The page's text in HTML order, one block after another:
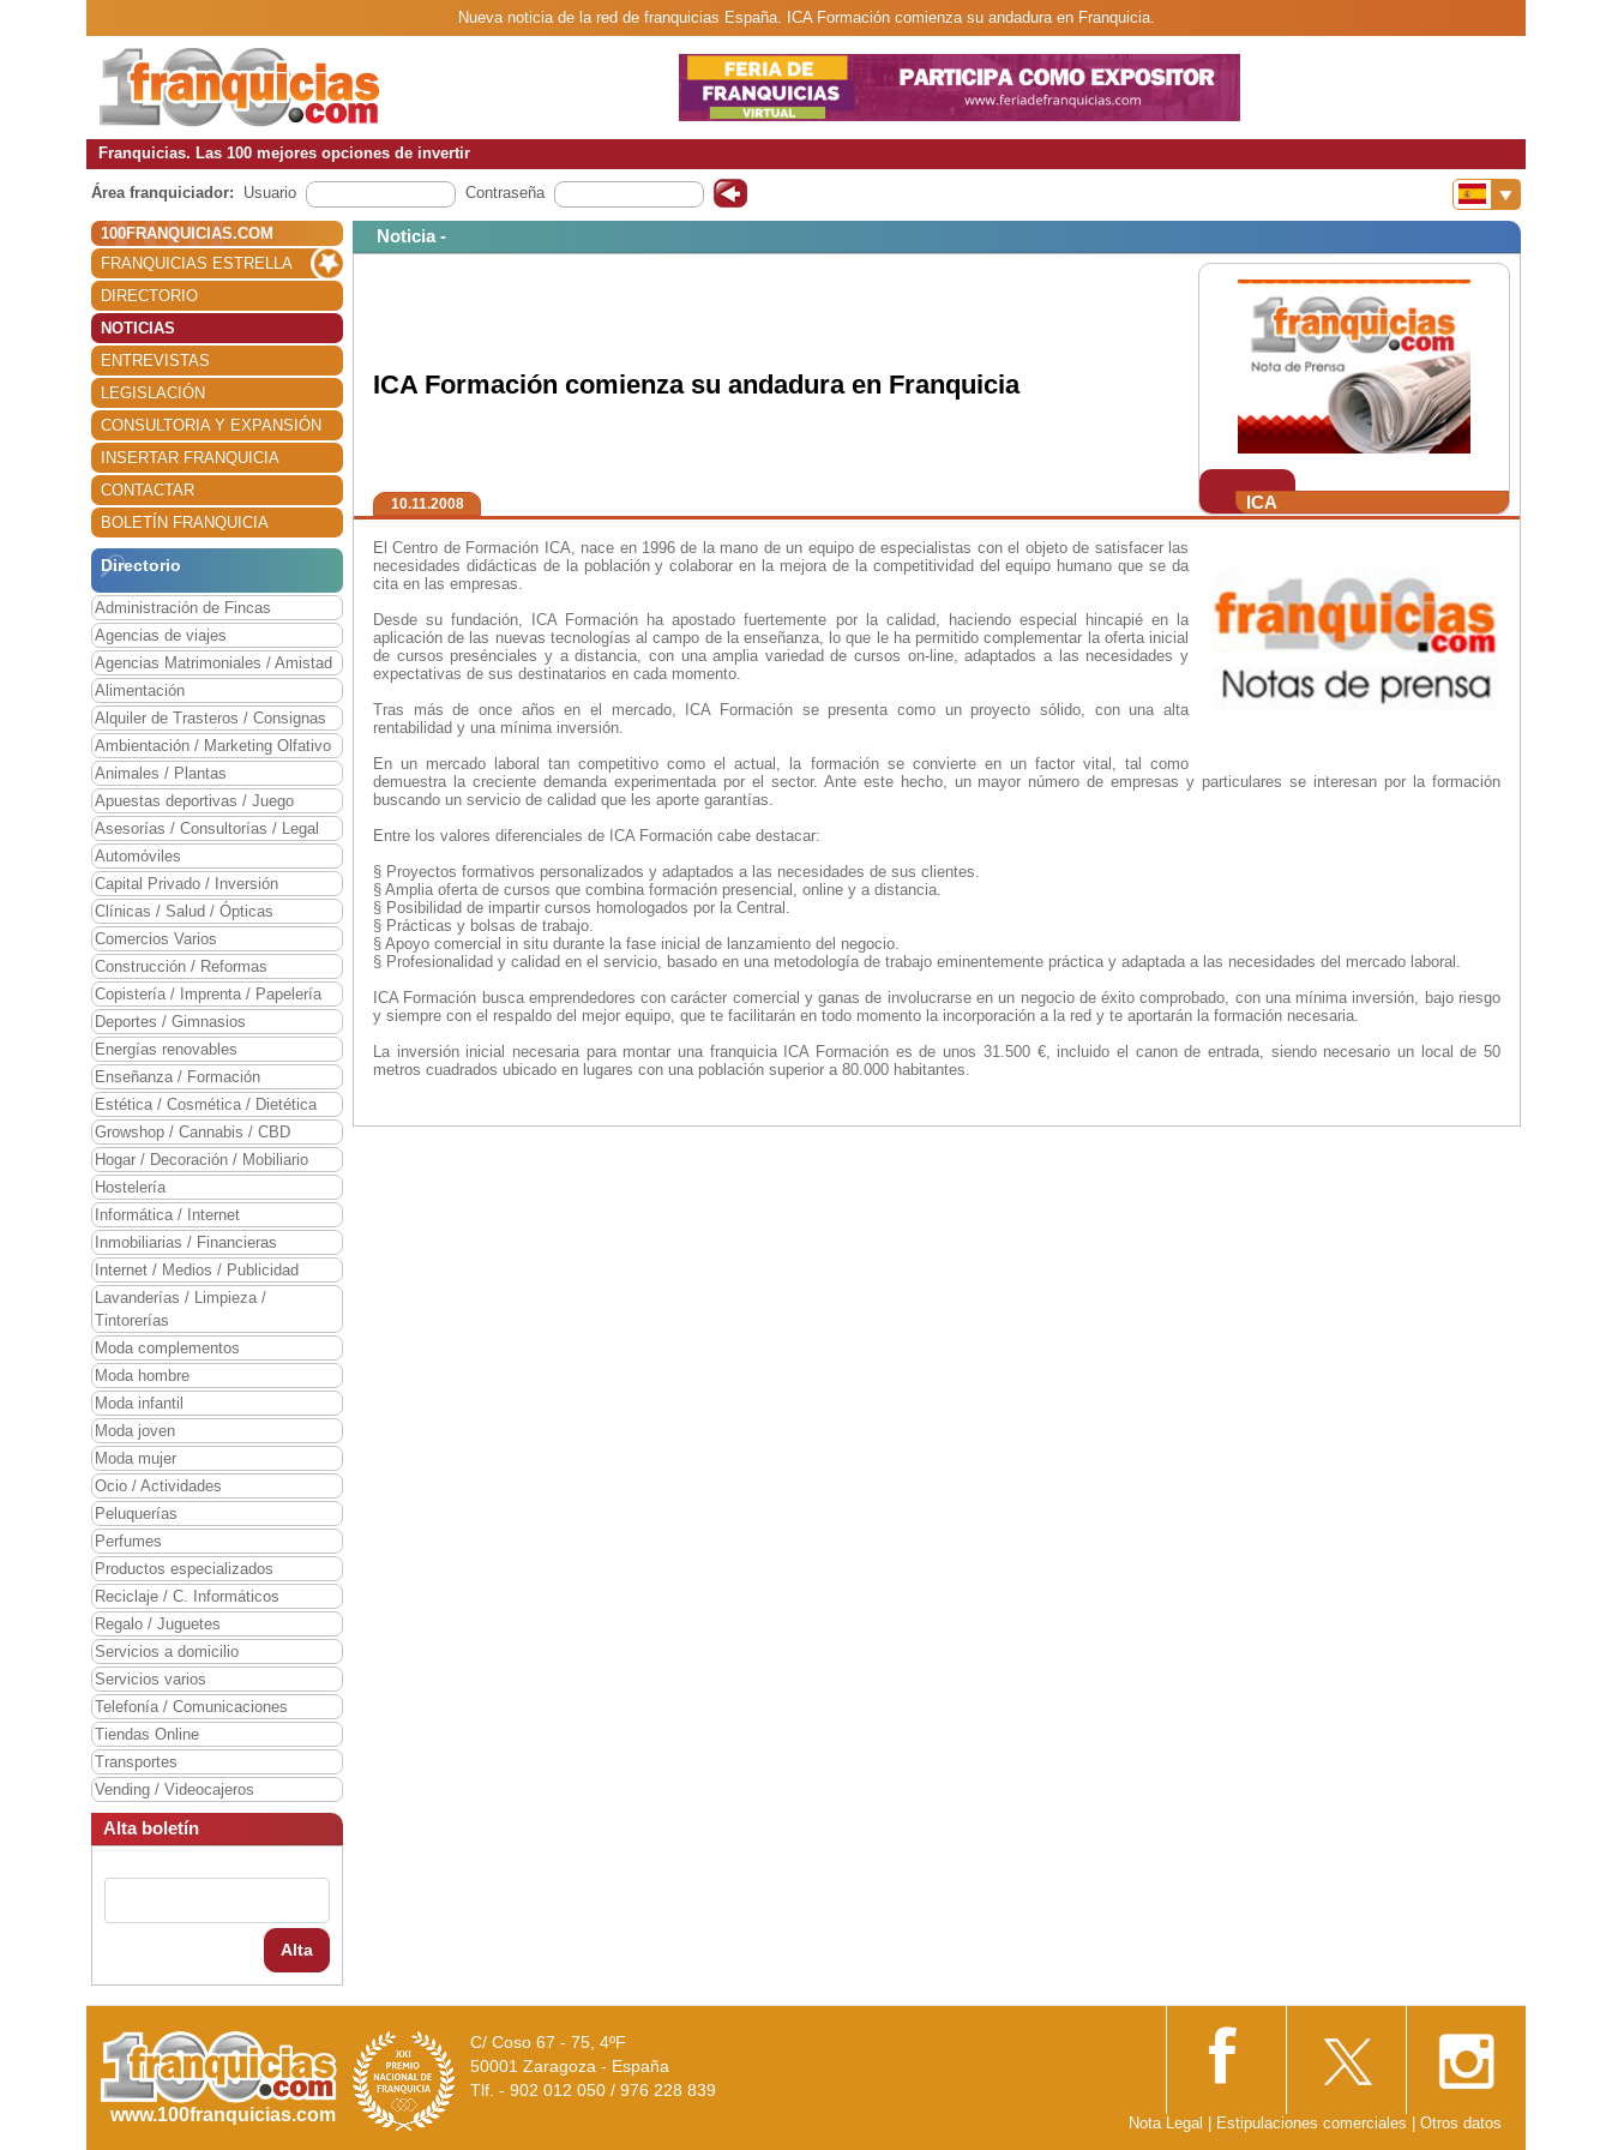
Nueva noticia de la red de franquicias España. ICA Formación comienza su andadura en Franquicia.
Franquicias. Las 100 mejores opciones de invertir
Área franquiciador: Usuario Contraseña
100FRANQUICIAS.COM
FRANQUICIAS ESTRELLA
DIRECTORIO
NOTICIAS
ENTREVISTAS
LEGISLACIÓN
CONSULTORIA Y EXPANSIÓN
INSERTAR FRANQUICIA
CONTACTAR
BOLETÍN FRANQUICIA
Directorio
Administración de Fincas
Agencias de viajes
Agencias Matrimoniales / Amistad
Alimentación
Alquiler de Trasteros / Consignas
Ambientación / Marketing Olfativo
Animales / Plantas
Apuestas deportivas / Juego
Asesorías / Consultorías / Legal
Automóviles
Capital Privado / Inversión
Clínicas / Salud / Ópticas
Comercios Varios
Construcción / Reformas
Copistería / Imprenta / Papelería
Deportes / Gimnasios
Energías renovables
Enseñanza / Formación
Estética / Cosmética / Dietética
Growshop / Cannabis / CBD
Hogar / Decoración / Mobiliario
Hostelería
Informática / Internet
Inmobiliarias / Financieras
Internet / Medios / Publicidad
Lavanderías / Limpieza /
Tintorerías
Moda complementos
Moda hombre
Moda infantil
Moda joven
Moda mujer
Ocio / Actividades
Peluquerías
Perfumes
Productos especializados
Reciclaje / C. Informáticos
Regalo / Juguetes
Servicios a domicilio
Servicios varios
Telefonía / Comunicaciones
Tiendas Online
Transportes
Vending / Videocajeros
Alta boletín
Alta
Noticia -
ICA
ICA Formación comienza su andadura en Franquicia
10.11.2008
El Centro de Formación ICA, nace en 1996 de la mano de un equipo de especialistas con el objeto de satisfacer las
necesidades didácticas de la población y colaborar en la mejora de la competitividad del equipo humano que se da
cita en las empresas.
Desde su fundación, ICA Formación ha apostado fuertemente por la calidad, haciendo especial hincapié en la
aplicación de las nuevas tecnologías al campo de la enseñanza, lo que le ha permitido complementar la oferta inicial
de cursos presénciales y a distancia, con una amplia variedad de cursos on-line, adaptados a las necesidades y
expectativas de sus destinatarios en cada momento.
Tras más de once años en el mercado, ICA Formación se presenta como un proyecto sólido, con una alta
rentabilidad y una mínima inversión.
En un mercado laboral tan competitivo como el actual, la formación se convierte en un factor vital, tal como
demuestra la creciente demanda experimentada por el sector. Ante este hecho, un mayor número de empresas y particulares se interesan por la formación
buscando un servicio de calidad que les aporte garantías.
Entre los valores diferenciales de ICA Formación cabe destacar:
§ Proyectos formativos personalizados y adaptados a las necesidades de sus clientes.
§ Amplia oferta de cursos que combina formación presencial, online y a distancia.
§ Posibilidad de impartir cursos homologados por la Central.
§ Prácticas y bolsas de trabajo.
§ Apoyo comercial in situ durante la fase inicial de lanzamiento del negocio.
§ Profesionalidad y calidad en el servicio, basado en una metodología de trabajo eminentemente práctica y adaptada a las necesidades del mercado laboral.
ICA Formación busca emprendedores con carácter comercial y ganas de involucrarse en un negocio de éxito comprobado, con una mínima inversión, bajo riesgo
y siempre con el respaldo del mejor equipo, que te facilitarán en todo momento la incorporación a la red y te aportarán la formación necesaria.
La inversión inicial necesaria para montar una franquicia ICA Formación es de unos 31.500 €, incluido el canon de entrada, siendo necesario un local de 50
metros cuadrados ubicado en lugares con una población superior a 80.000 habitantes.
www.100franquicias.com
C/ Coso 67 - 75, 4ºF
50001 Zaragoza - España
Tlf. - 902 012 050 / 976 228 839
Nota Legal Estipulaciones comerciales Otros datos